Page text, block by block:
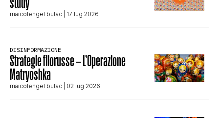
maicolengel butac | 17 lug 2026
DISINFORMAZIONE
Strategie filorusse – L’Operazione
Matryoshka
maicolengel butac | 02 lug 2026